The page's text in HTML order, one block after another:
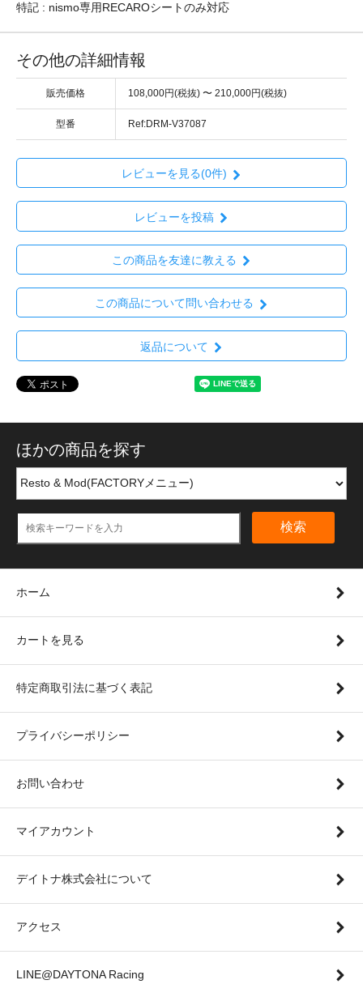
特記 : nismo専用RECAROシートのみ対応
その他の詳細情報
販売価格 108,000円(税抜) 〜 210,000円(税抜)
型番 Ref:DRM-V37087
レビューを見る(0件)
レビューを投稿
この商品を友達に教える
この商品について問い合わせる
返品について
ほかの商品を探す
検索
ホーム
カートを見る
特定商取引法に基づく表記
プライバシーポリシー
お問い合わせ
マイアカウント
デイトナ株式会社について
アクセス
LINE@DAYTONA Racing